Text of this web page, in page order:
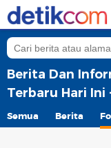
Berita Dan
Terbaru Hari
Semua Berita